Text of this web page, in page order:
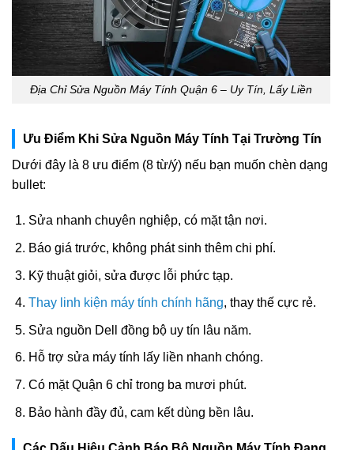
Địa Chỉ Sửa Nguồn Máy Tính Quận 6 – Uy Tín, Lấy Liền
Ưu Điểm Khi Sửa Nguồn Máy Tính Tại Trường Tín
Dưới đây là 8 ưu điểm (8 từ/ý) nếu bạn muốn chèn dạng
bullet:
Sửa nhanh chuyên nghiệp, có mặt tận nơi.
Báo giá trước, không phát sinh thêm chi phí.
Kỹ thuật giỏi, sửa được lỗi phức tạp.
Thay linh kiện máy tính chính hãng, thay thế cực rẻ.
Sửa nguồn Dell đồng bộ uy tín lâu năm.
Hỗ trợ sửa máy tính lấy liền nhanh chóng.
Có mặt Quận 6 chỉ trong ba mươi phút.
Bảo hành đầy đủ, cam kết dùng bền lâu.